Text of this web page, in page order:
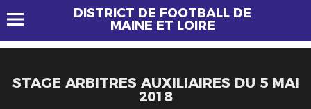
DISTRICT DE FOOTBALL DE
MAINE ET LOIRE
STAGE ARBITRES AUXILIAIRES DU 5 MAI
2018